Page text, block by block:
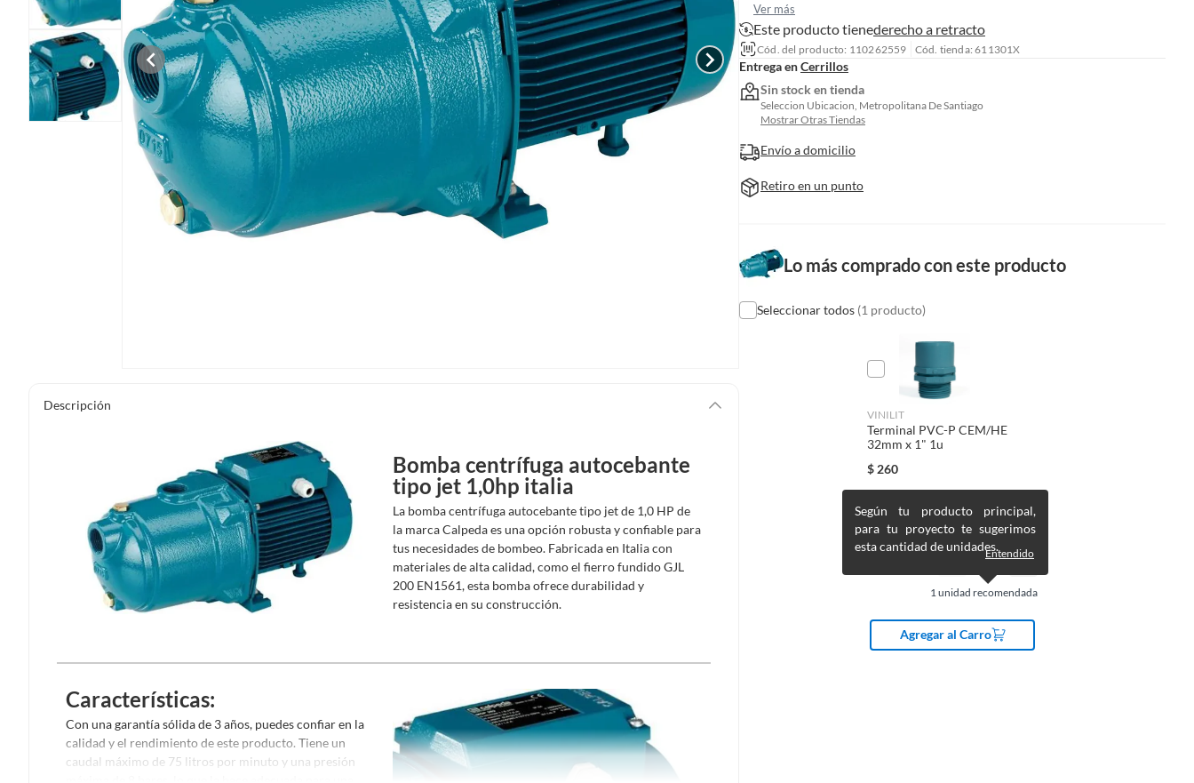
Descripción
Bomba centrífuga autocebante
tipo jet 1,0hp italia
La bomba centrífuga autocebante tipo jet de 1,0 HP de
la marca Calpeda es una opción robusta y confiable para
tus necesidades de bombeo. Fabricada en Italia con
materiales de alta calidad, como el fierro fundido GJL
200 EN1561, esta bomba ofrece durabilidad y
resistencia en su construcción.
Características:
Con una garantía sólida de 3 años, puedes confiar en la
calidad y el rendimiento de este producto. Tiene un
caudal máximo de 75 litros por minuto y una presión
Ver más
Este producto tienederecho a retracto
Cód. del producto: 110262559 Cód. tienda: 611301X
Entrega enCerrillos
Sin stock en tienda
Seleccion Ubicacion, Metropolitana De Santiago
Mostrar Otras Tiendas
Envío a domicilio
Retiro en un punto
Lo más comprado con este producto
Seleccionar todos (1 producto)
VINILIT
Terminal PVC-P CEM/HE
32mm x 1" 1u
$ 260
1 unidad recomendada
Según tu producto principal,
para tu proyecto te sugerimos
esta cantidad de unidades.Entendido
Agregar al Carro